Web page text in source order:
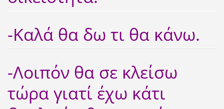
-Καλά θα δω τι θα κάνω.
-Λοιπόν θα σε κλείσω
τώρα γιατί έχω κάτι